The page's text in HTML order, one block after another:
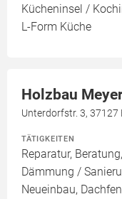
Kücheninsel /
L-Form Küche
Holzbau
Unterdorfstr. 3, 37127
TÄTIGKEITEN
Reparatur,
Dämmung /
Neueinbau,